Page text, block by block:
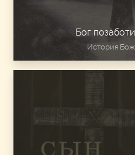
Бог
История